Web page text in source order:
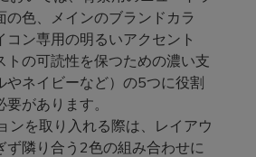
の色、メインのブランドカラ
コン専用の明るいアクセント
トの可読性を保つための濃い支
やネイビーなど）の5つに役割
があります。
を取り入れる際は、レイアウ
ず隣り合う2色の組み合わせに